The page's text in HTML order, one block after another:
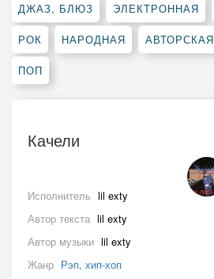
ДЖАЗ, БЛЮЗ ЭЛЕКТРОННАЯ
РОК НАРОДНАЯ АВТОРСКАЯ
ПОП
Качели
Исполнитель lil exty
Автор текста lil exty
Автор музыки lil exty
Жанр Рэп, хип-хоп